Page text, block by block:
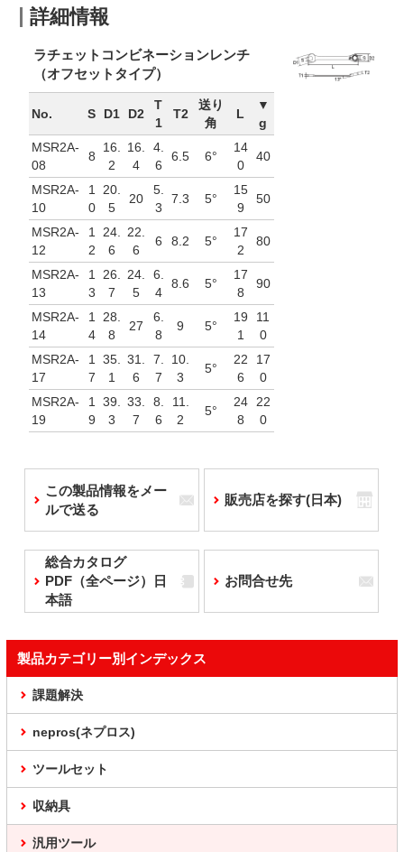
詳細情報
ラチェットコンビネーションレンチ
（オフセットタイプ）
No. S D1 D2
T
1
T2
送り
角
L
▼
g
MSR2A-
08
8
16.
2
16.
4
4.
6
6.5 6°
14
0
40
MSR2A-
10
1
0
20.
5
20
5.
3
7.3 5°
15
9
50
MSR2A-
12
1
2
24.
6
22.
6
6 8.2 5°
17
2
80
MSR2A-
13
1
3
26.
7
24.
5
6.
4
8.6 5°
17
8
90
MSR2A-
14
1
4
28.
8
27
6.
8
9 5°
19
1
11
0
MSR2A-
17
1
7
35.
1
31.
6
7.
7
10.
3
5°
22
6
17
0
MSR2A-
19
1
9
39.
3
33.
7
8.
6
11.
2
5°
24
8
22
0
この製品情報をメー
ルで送る
販売店を探す(日本)
総合カタログ
PDF（全ページ）日
本語
お問合せ先
製品カテゴリー別インデックス
課題解決
nepros(ネプロス)
ツールセット
収納具
汎用ツール